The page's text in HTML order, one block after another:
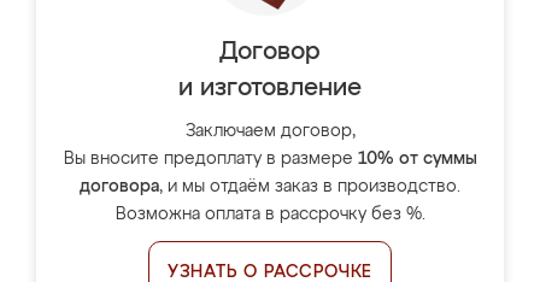
Договор
и изготовление
Заключаем договор,
Вы вносите предоплату в размере 10% от суммы
договора, и мы отдаём заказ в производство.
Возможна оплата в рассрочку без %.
УЗНАТЬ О РАССРОЧКЕ